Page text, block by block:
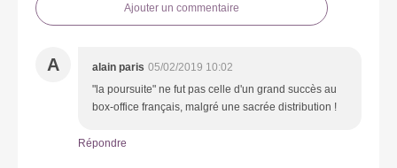
Ajouter un commentaire
A alain paris 05/02/2019 10:02
"la poursuite" ne fut pas celle d'un grand succès au
box-office français, malgré une sacrée distribution !
Répondre